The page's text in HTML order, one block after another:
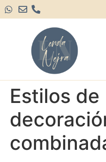
Estilos de